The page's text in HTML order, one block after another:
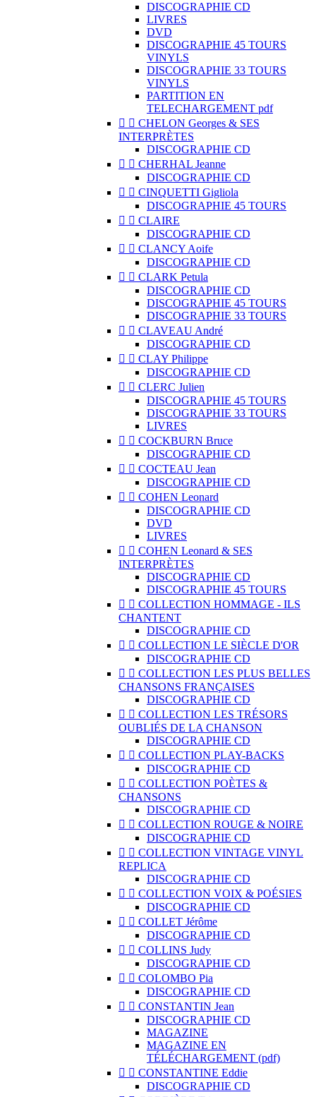
DISCOGRAPHIE CD
LIVRES
DVD
DISCOGRAPHIE 45 TOURS
VINYLS
DISCOGRAPHIE 33 TOURS
VINYLS
PARTITION EN
TELECHARGEMENT pdf
  CHELON Georges & SES
INTERPRÈTES
DISCOGRAPHIE CD
  CHERHAL Jeanne
DISCOGRAPHIE CD
  CINQUETTI Gigliola
DISCOGRAPHIE 45 TOURS
  CLAIRE
DISCOGRAPHIE CD
  CLANCY Aoife
DISCOGRAPHIE CD
  CLARK Petula
DISCOGRAPHIE CD
DISCOGRAPHIE 45 TOURS
DISCOGRAPHIE 33 TOURS
  CLAVEAU André
DISCOGRAPHIE CD
  CLAY Philippe
DISCOGRAPHIE CD
  CLERC Julien
DISCOGRAPHIE 45 TOURS
DISCOGRAPHIE 33 TOURS
LIVRES
  COCKBURN Bruce
DISCOGRAPHIE CD
  COCTEAU Jean
DISCOGRAPHIE CD
  COHEN Leonard
DISCOGRAPHIE CD
DVD
LIVRES
  COHEN Leonard & SES
INTERPRÈTES
DISCOGRAPHIE CD
DISCOGRAPHIE 45 TOURS
  COLLECTION HOMMAGE - ILS
CHANTENT
DISCOGRAPHIE CD
  COLLECTION LE SIÈCLE D'OR
DISCOGRAPHIE CD
  COLLECTION LES PLUS BELLES
CHANSONS FRANÇAISES
DISCOGRAPHIE CD
  COLLECTION LES TRÉSORS
OUBLIÉS DE LA CHANSON
DISCOGRAPHIE CD
  COLLECTION PLAY-BACKS
DISCOGRAPHIE CD
  COLLECTION POÈTES &
CHANSONS
DISCOGRAPHIE CD
  COLLECTION ROUGE & NOIRE
DISCOGRAPHIE CD
  COLLECTION VINTAGE VINYL
REPLICA
DISCOGRAPHIE CD
  COLLECTION VOIX & POÉSIES
DISCOGRAPHIE CD
  COLLET Jérôme
DISCOGRAPHIE CD
  COLLINS Judy
DISCOGRAPHIE CD
  COLOMBO Pia
DISCOGRAPHIE CD
  CONSTANTIN Jean
DISCOGRAPHIE CD
MAGAZINE
MAGAZINE EN
TÉLÉCHARGEMENT (pdf)
  CONSTANTINE Eddie
DISCOGRAPHIE CD